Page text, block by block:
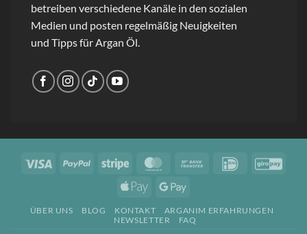
betreiben verschiedene Kanäle in den sozialen
Medien und posten regelmäßig Neuigkeiten
und Tipps für Argan Öl.
Visa PayPal Stripe MasterCardBank
IDeal
Apple
Google
ÜBER UNS BLOG KONTAKT
ARGANIM ERFAHRUNGEN
NEWSLETTER
FAQ